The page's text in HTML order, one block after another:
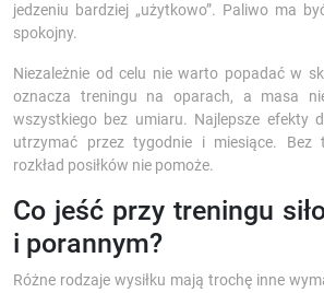
jedzeniu bardziej „użytkowo”. Paliwo ma
spokojny.
Niezależnie od celu nie warto popadać w
oznacza treningu na oparach, a masa
wszystkiego bez umiaru. Najlepsze efekty
utrzymać przez tygodnie i miesiące. Bez
rozkład posiłków nie pomoże.
Co jeść przy treningu
i porannym?
Różne rodzaje wysiłku mają trochę inne